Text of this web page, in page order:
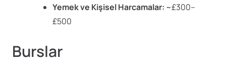
Yemek ve Kişisel Harcamalar: ~£300–
£500
Burslar